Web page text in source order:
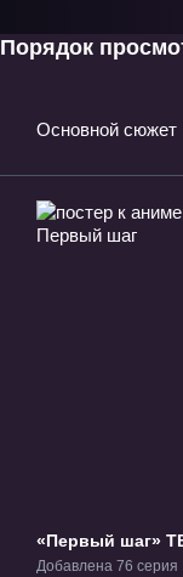
Порядок
Основной сюжет
«Первый шаг»
Добавлена 76 серия